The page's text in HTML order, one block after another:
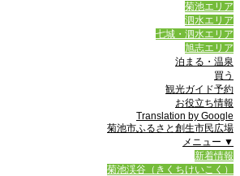
菊池エリア
泗水エリア
七城・泗水エリア
旭志エリア
泊まる・温泉
買う
観光ガイド予約
お役立ち情報
Translation by Google
菊池市ふるさと創生市民広場
メニュー ▼
新着情報
菊池渓谷（きくちけいこく）